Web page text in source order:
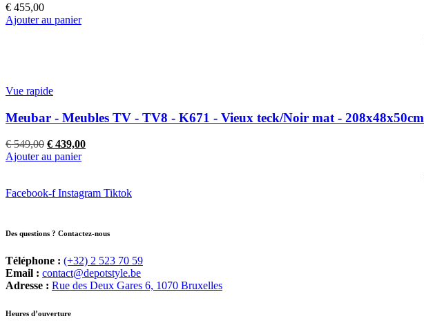
€ 455,00
Ajouter au panier
Vue rapide
Meubar - Meubles TV - TV8 - K671 - Vieux teck/Noir mat - 208x48x50cm
€549,00 Le
prix
€ 549,00.
€ 439,00Le
€ 439,00.
Ajouter au panier
Facebook-f Instagram Tiktok
Des questions ? Contactez-nous
Téléphone : (+32) 2 523 70 59
Email : contact@depotstyle.be
Adresse : Rue des Deux Gares 6, 1070 Bruxelles
Heures d’ouverture